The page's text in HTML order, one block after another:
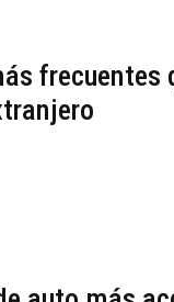
frecuentes